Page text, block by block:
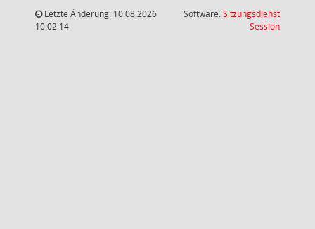
Letzte Änderung: 10.08.2026
10:02:14
Software:Sitzungsdienst
Session(Wird in